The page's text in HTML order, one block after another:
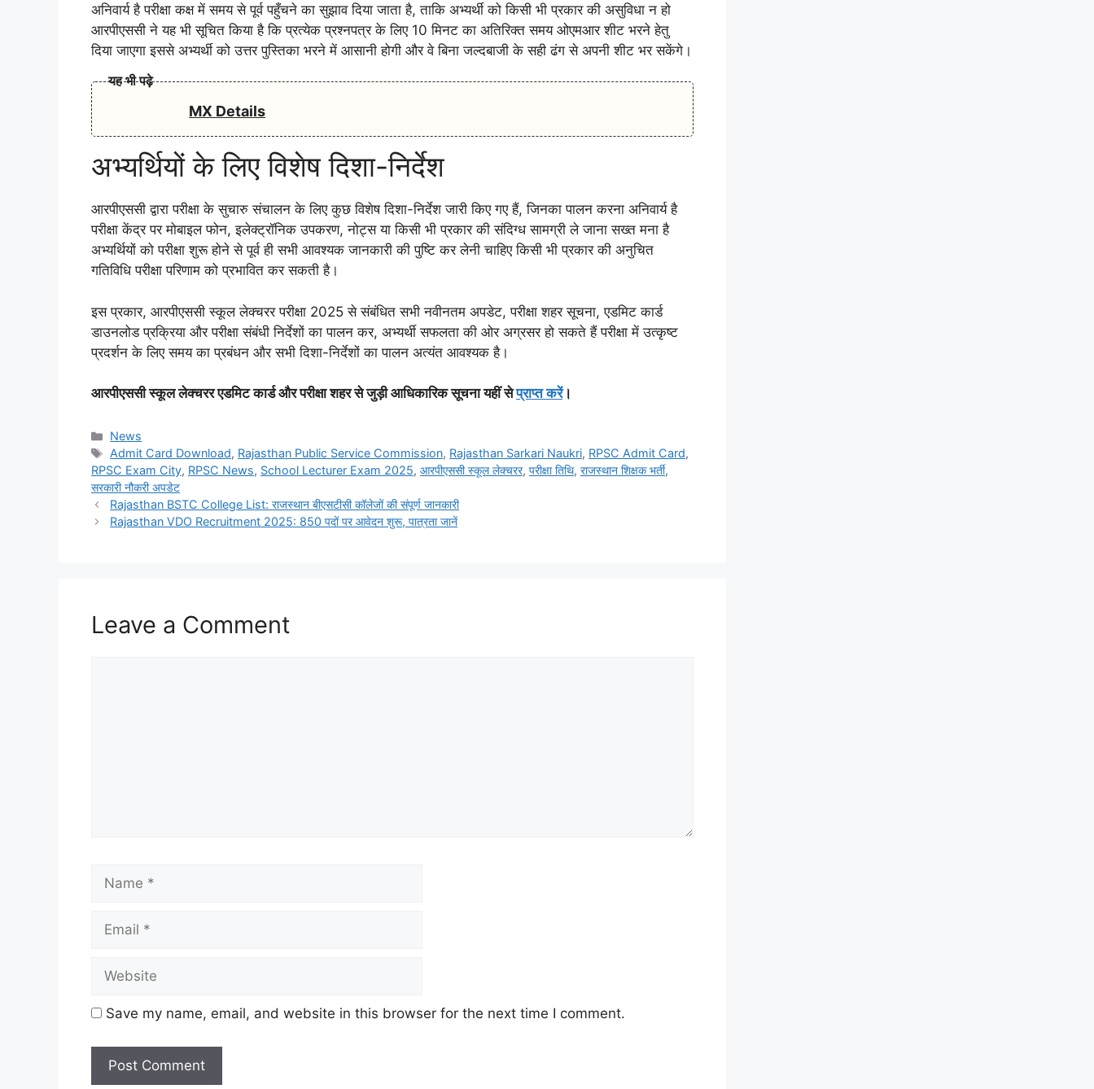
अनिवार्य है परीक्षा कक्ष में समय से पूर्व पहुँचने का सुझाव दिया जाता है, ताकि अभ्यर्थी को किसी भी प्रकार की असुविधा न हो
आरपीएससी ने यह भी सूचित किया है कि प्रत्येक प्रश्नपत्र के लिए 10 मिनट का अतिरिक्त समय ओएमआर शीट भरने हेतु
दिया जाएगा इससे अभ्यर्थी को उत्तर पुस्तिका भरने में आसानी होगी और वे बिना जल्दबाजी के सही ढंग से अपनी शीट भर सकेंगे।
यह भी पढ़े
MX Details
अभ्यर्थियों के लिए विशेष दिशा-निर्देश
आरपीएससी द्वारा परीक्षा के सुचारु संचालन के लिए कुछ विशेष दिशा-निर्देश जारी किए गए हैं, जिनका पालन करना अनिवार्य है
परीक्षा केंद्र पर मोबाइल फोन, इलेक्ट्रॉनिक उपकरण, नोट्स या किसी भी प्रकार की संदिग्ध सामग्री ले जाना सख्त मना है
अभ्यर्थियों को परीक्षा शुरू होने से पूर्व ही सभी आवश्यक जानकारी की पुष्टि कर लेनी चाहिए किसी भी प्रकार की अनुचित
गतिविधि परीक्षा परिणाम को प्रभावित कर सकती है।
इस प्रकार, आरपीएससी स्कूल लेक्चरर परीक्षा 2025 से संबंधित सभी नवीनतम अपडेट, परीक्षा शहर सूचना, एडमिट कार्ड
डाउनलोड प्रक्रिया और परीक्षा संबंधी निर्देशों का पालन कर, अभ्यर्थी सफलता की ओर अग्रसर हो सकते हैं परीक्षा में उत्कृष्ट
प्रदर्शन के लिए समय का प्रबंधन और सभी दिशा-निर्देशों का पालन अत्यंत आवश्यक है।
आरपीएससी स्कूल लेक्चरर एडमिट कार्ड और परीक्षा शहर से जुड़ी आधिकारिक सूचना यहीं सेप्राप्त करें।
Categories
News
Tags
Admit Card Download, Rajasthan Public Service Commission, Rajasthan Sarkari Naukri, RPSC Admit Card,
RPSC Exam City, RPSC News, School Lecturer Exam 2025, आरपीएससी स्कूल लेक्चरर, परीक्षा तिथि, राजस्थान शिक्षक भर्ती,
सरकारी नौकरी अपडेट
Rajasthan BSTC College List: राजस्थान बीएसटीसी कॉलेजों की संपूर्ण जानकारी
Rajasthan VDO Recruitment 2025: 850 पदों पर आवेदन शुरू, पात्रता जानें
Leave a Comment
Save my name, email, and website in this browser for the next time I comment.